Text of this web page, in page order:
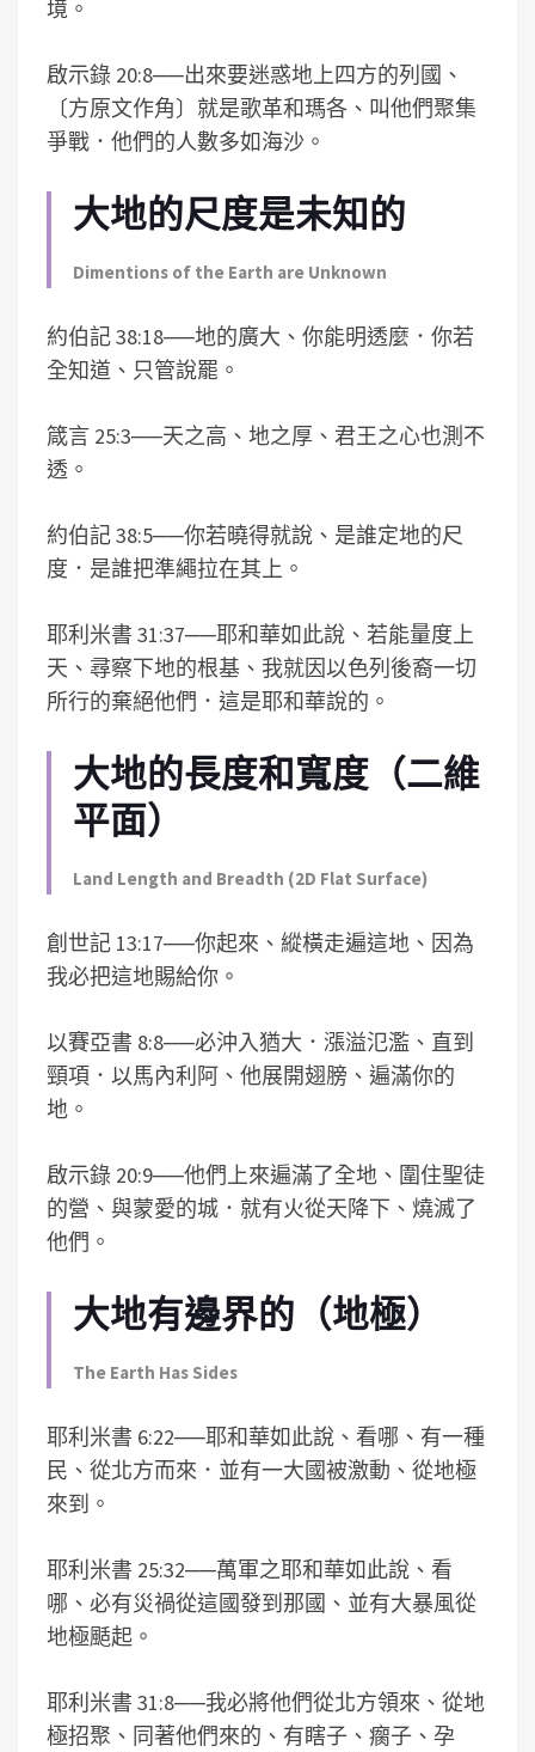
境。
啟示錄 20:8──出來要迷惑地上四方的列國、
〔方原文作角〕就是歌革和瑪各、叫他們聚集
爭戰．他們的人數多如海沙。
大地的尺度是未知的
Dimentions of the Earth are Unknown
約伯記 38:18──地的廣大、你能明透麼．你若
全知道、只管說罷。
箴言 25:3──天之高、地之厚、君王之心也測不
透。
約伯記 38:5──你若曉得就說、是誰定地的尺
度．是誰把準繩拉在其上。
耶利米書 31:37──耶和華如此說、若能量度上
天、尋察下地的根基、我就因以色列後裔一切
所行的棄絕他們．這是耶和華說的。
大地的長度和寬度（二維
平面）
Land Length and Breadth (2D Flat Surface)
創世記 13:17──你起來、縱橫走遍這地、因為
我必把這地賜給你。
以賽亞書 8:8──必沖入猶大．漲溢氾濫、直到
頸項．以馬內利阿、他展開翅膀、遍滿你的
地。
啟示錄 20:9──他們上來遍滿了全地、圍住聖徒
的營、與蒙愛的城．就有火從天降下、燒滅了
他們。
大地有邊界的（地極）
The Earth Has Sides
耶利米書 6:22──耶和華如此說、看哪、有一種
民、從北方而來．並有一大國被激動、從地極
來到。
耶利米書 25:32──萬軍之耶和華如此說、看
哪、必有災禍從這國發到那國、並有大暴風從
地極颳起。
耶利米書 31:8──我必將他們從北方領來、從地
極招聚、同著他們來的、有瞎子、瘸子、孕